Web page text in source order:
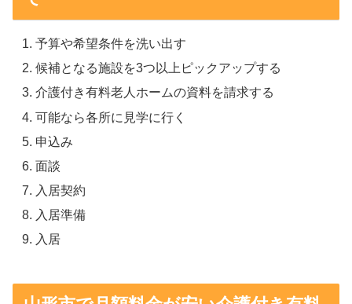
予算や希望条件を洗い出す
候補となる施設を3つ以上ピックアップする
介護付き有料老人ホームの資料を請求する
可能なら各所に見学に行く
申込み
面談
入居契約
入居準備
入居